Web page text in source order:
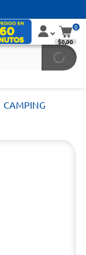
0
$0,00
CAMPING